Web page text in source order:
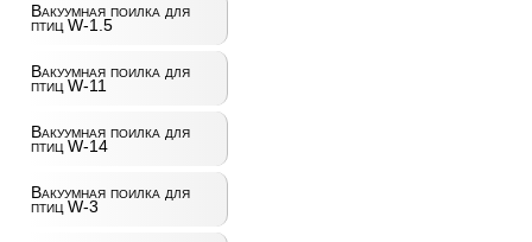
Вакуумная поилка для
птиц W-1.5
Вакуумная поилка для
птиц W-11
Вакуумная поилка для
птиц W-14
Вакуумная поилка для
птиц W-3